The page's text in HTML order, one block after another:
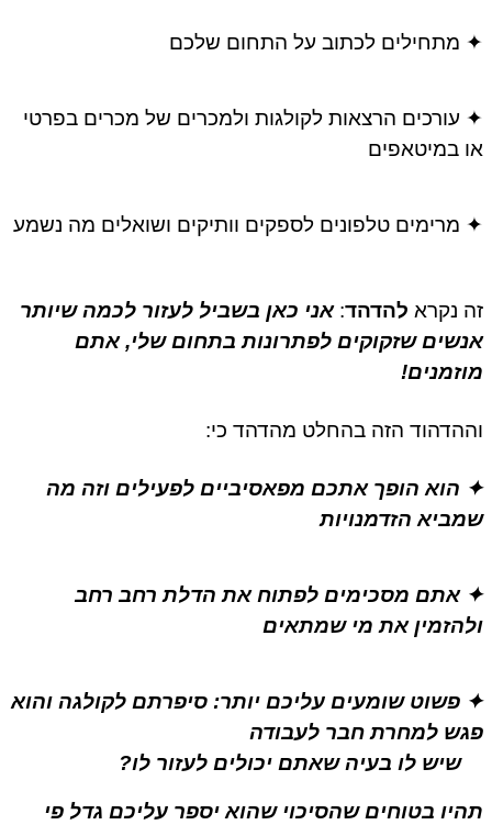
✦ מתחילים לכתוב על התחום שלכם
✦ עורכים הרצאות לקולגות ולמכרים של מכרים בפרטי
או במיטאפים
✦ מרימים טלפונים לספקים וותיקים ושואלים מה נשמע
זה נקרא להדהד:אני כאן בשביל לעזור לכמה שיותר
אנשים שזקוקים לפתרונות בתחום שלי, אתם
מוזמנים!
וההדהוד הזה בהחלט מהדהד כי:
✦ הוא הופך אתכם מפאסיביים לפעילים וזה מה
שמביא הזדמנויות
✦ אתם מסכימים לפתוח את הדלת רחב רחב
ולהזמין את מי שמתאים
✦ פשוט שומעים עליכם יותר: סיפרתם לקולגה והוא
פגש למחרת חבר לעבודה
שיש לו בעיה שאתם יכולים לעזור לו?
תהיו בטוחים שהסיכוי שהוא יספר עליכם גדל פי